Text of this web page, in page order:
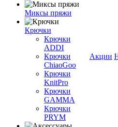
Миксы пряжи
Крючки
Крючки
ADDI
Крючки
ChiaoGoo
Крючки
KnitPro
Крючки
GAMMA
Крючки
PRYM
Акции